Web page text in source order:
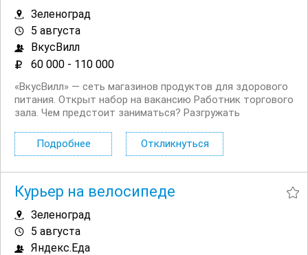
Зеленоград
5 августа
ВкусВилл
60 000 - 110 000
«ВкусВилл» — сеть магазинов продуктов для здорового
питания. Открыт набор на вакансию Работник торгового
зала. Чем предстоит заниматься? Разгружать
Контролировать сроки годности и наличие ценников.
Поддерживать чистоту...
Подробнее Откликнуться
Курьер на велосипеде
Зеленоград
5 августа
Яндекс.Еда